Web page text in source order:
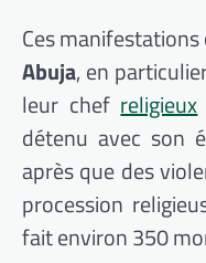
Ces
Abuja, en
leur chef religieux
détenu avec son
après que des
procession
fait environ 350